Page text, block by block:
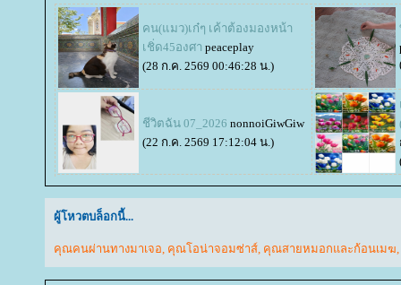
คน(แมว)เก๋ๆ เค้าต้องมองหน้า
เชิ่ด45องศา peaceplay
(28 ก.ค. 2569 00:46:28 น.)
ชีวิตฉัน 07_2026 nonnoiGiwGiw
(22 ก.ค. 2569 17:12:04 น.)
ผู้โหวตบล็อกนี้...
คุณคนผ่านทางมาเจอ, คุณโอน่าจอมซ่าส์, คุณสายหมอกและก้อนเมฆ,